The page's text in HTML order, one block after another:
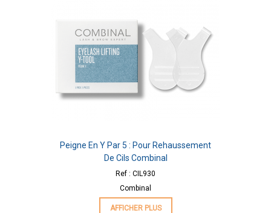
Peigne En Y Par 5 : Pour Rehaussement
De Cils Combinal
Ref : CIL930
Combinal
AFFICHER PLUS